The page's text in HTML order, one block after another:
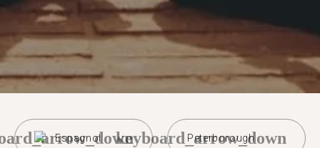
Espagnol Peterborough
keyboard_arrow_down